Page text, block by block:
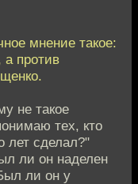
мнение такое:
а против
не такое
тех, кто
лет сделал?"
ли он наделен
ли он у